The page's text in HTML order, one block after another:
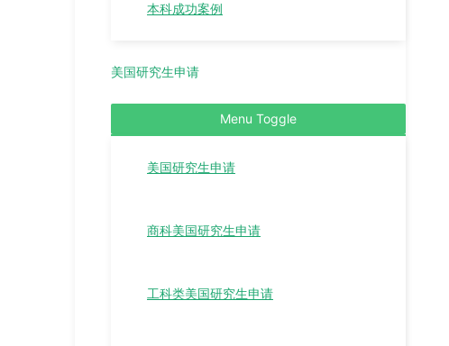
本科成功案例
美国研究生申请
Menu Toggle
美国研究生申请
商科美国研究生申请
工科类美国研究生申请